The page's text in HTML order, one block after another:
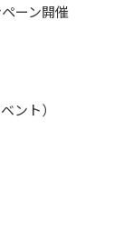
ーン開催
ント）